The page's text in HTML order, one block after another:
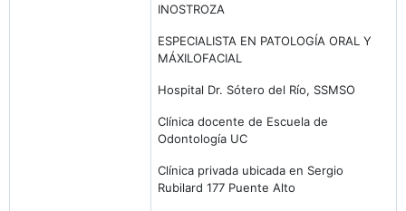
INOSTROZA
ESPECIALISTA EN PATOLOGÍA ORAL Y
MÁXILOFACIAL
Hospital Dr. Sótero del Río, SSMSO
Clínica docente de Escuela de
Odontología UC
Clínica privada ubicada en Sergio
Rubilard 177 Puente Alto